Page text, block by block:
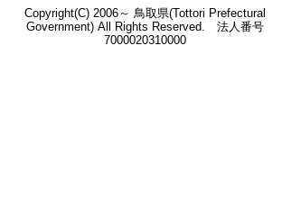
Copyright(C) 2006～ 鳥取県(Tottori Prefectural
Government) All Rights Reserved. 法人番号
7000020310000